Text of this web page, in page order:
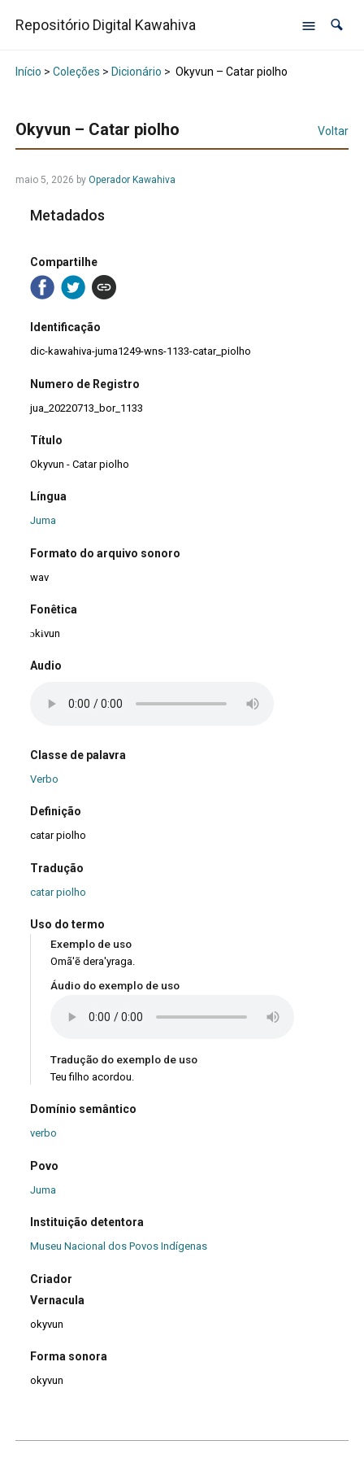
Repositório Digital Kawahiva
Início > Coleções > Dicionário > Okyvun – Catar piolho
Okyvun – Catar piolho Voltar
maio 5, 2026 by Operador Kawahiva
Metadados
Compartilhe
Identificação
dic-kawahiva-juma1249-wns-1133-catar_piolho
Numero de Registro
jua_20220713_bor_1133
Título
Okyvun - Catar piolho
Língua
Juma
Formato do arquivo sonoro
wav
Fonêtica
ɔkɨvun
Audio
Classe de palavra
Verbo
Definição
catar piolho
Tradução
catar piolho
Uso do termo
Exemplo de uso
Omã'ẽ dera'yraga.
Áudio do exemplo de uso
Tradução do exemplo de uso
Teu filho acordou.
Domínio semântico
verbo
Povo
Juma
Instituição detentora
Museu Nacional dos Povos Indígenas
Criador
Vernacula
okyvun
Forma sonora
okyvun